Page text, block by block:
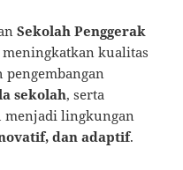
Sekolah Penggerak
kualitas
sekolah, serta
menjadi lingkungan
dan adaptif.